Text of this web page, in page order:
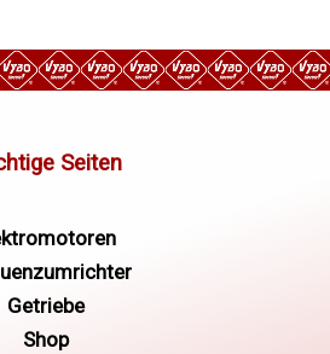
Getriebe
Shop